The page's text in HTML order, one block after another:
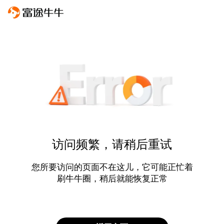
访问频繁，请稍后重试
您所要访问的页面不在这儿，它可能正忙着
刷牛牛圈，稍后就能恢复正常